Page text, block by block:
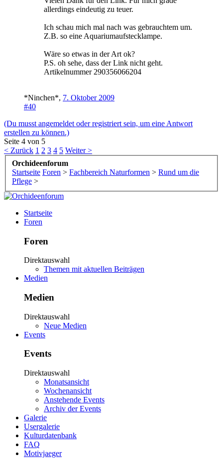
allerdings eindeutig zu teuer.
Ich schau mich mal nach was gebrauchtem um.
Z.B. so eine Aquariumaufstecklampe.
Wäre so etwas in der Art ok?
P.S. oh sehe, dass der Link nicht geht.
Artikelnummer 290356066204
*Ninchen*, 7. Oktober 2009
#40
(Du musst angemeldet oder registriert sein, um eine Antwort
erstellen zu können.)
Seite 4 von 5
< Zurück 1 2 3 4 5 Weiter >
Orchideenforum
Startseite Foren > Fachbereich Naturformen > Rund um die
Pflege >
Startseite
Foren
Foren
Direktauswahl
Themen mit aktuellen Beiträgen
Medien
Medien
Direktauswahl
Neue Medien
Events
Events
Direktauswahl
Monatsansicht
Wochenansicht
Anstehende Events
Archiv der Events
Galerie
Usergalerie
Kulturdatenbank
FAQ
Motivjaeger